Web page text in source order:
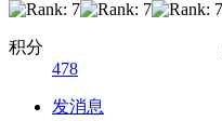
积分
478
发消息